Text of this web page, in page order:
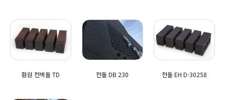
환원 전벽돌 TD 전돌 DB 230 전돌 EH D-30258